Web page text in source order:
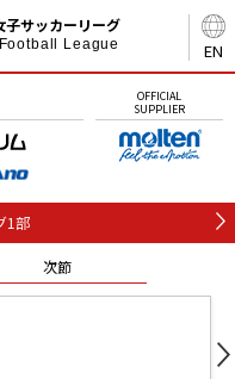
EN
サッカーリーグ
League
OFFICIAL
SUPPLIER
1部
次節